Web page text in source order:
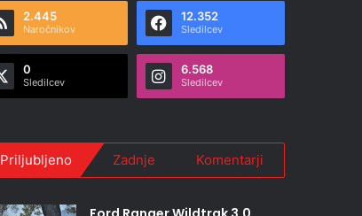
2.445
Naročnikov
12.352
Sledilcev
0
Sledilcev
6.568
Sledilcev
Priljubljeno Zadnje Komentarji